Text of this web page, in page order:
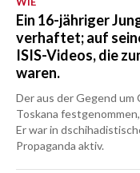
Ein 16-jähriger
verhaftet; auf
ISIS-Videos, die
waren.
Der aus der Gegend um
Toskana
Er war in
Propaganda aktiv.